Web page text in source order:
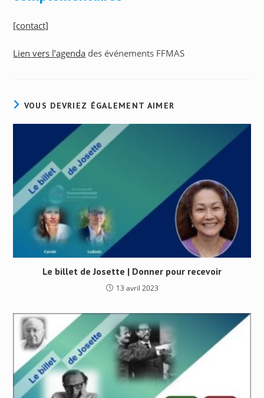
[contact]
Lien vers l’agenda des événements FFMAS
VOUS DEVRIEZ ÉGALEMENT AIMER
Le billet de Josette | Donner pour recevoir
13 avril 2023